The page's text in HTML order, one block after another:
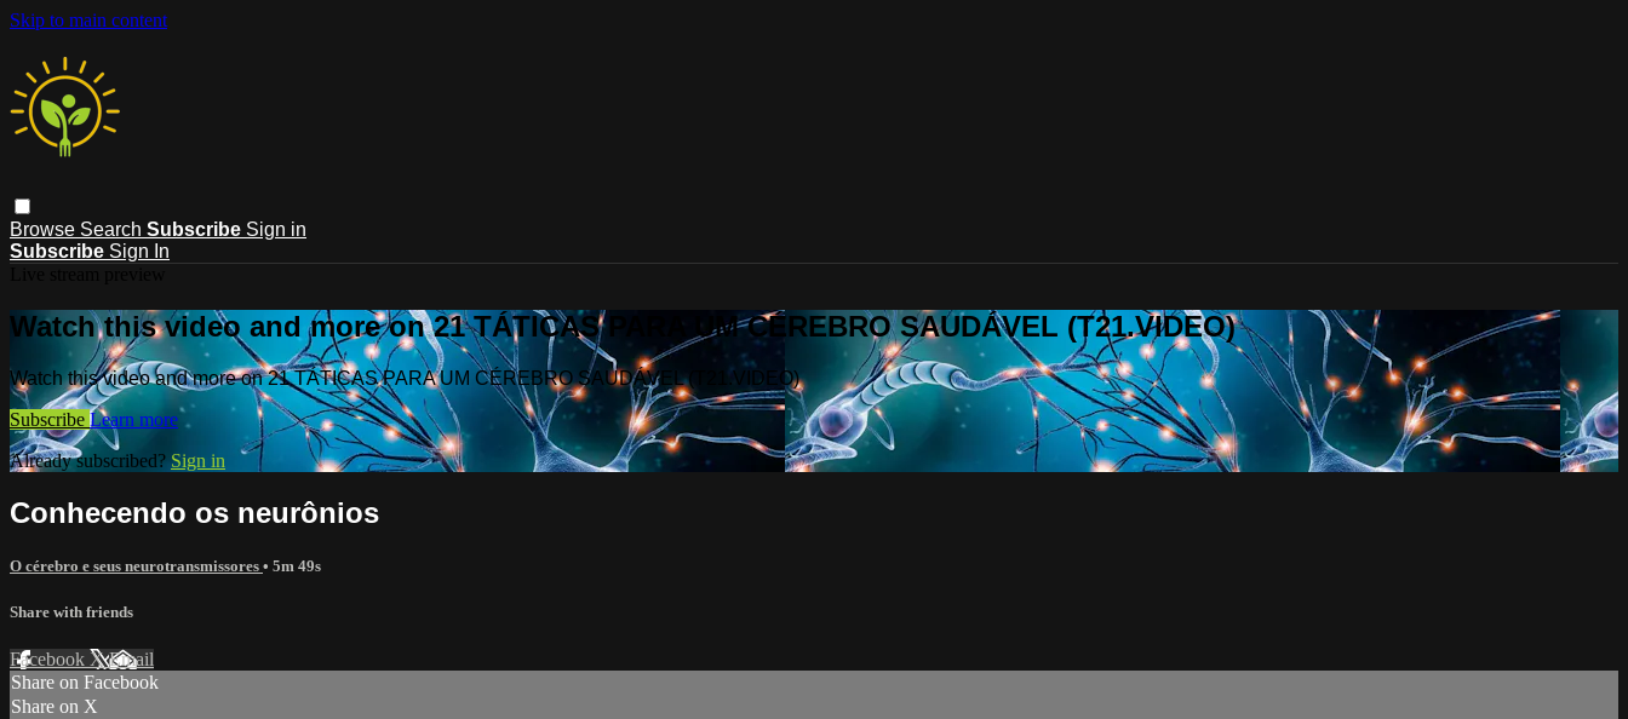
Skip to main content
Browse Search Subscribe Sign in
Subscribe Sign In
Watch this video and more on 21 TÁTICAS PARA UM CÉREBRO SAUDÁVEL (T21.VIDEO)
Watch this video and more on 21 TÁTICAS PARA UM CÉREBRO SAUDÁVEL (T21.VIDEO)
Subscribe Learn more
Already subscribed?Sign in
Conhecendo os neurônios
O cérebro e seus neurotransmissores • 5m 49s
Share with friends
Facebook XEmail
Share on Facebook
Share on X